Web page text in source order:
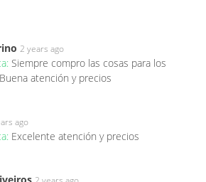
2 years ago
Siempre compro las cosas para los
atención y precios
ago
Excelente atención y precios